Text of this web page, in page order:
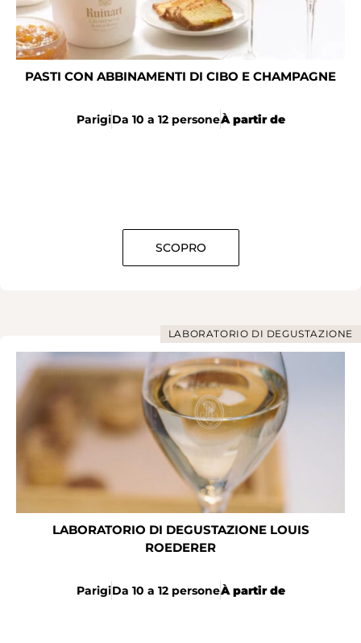
PASTI CON ABBINAMENTI DI CIBO E CHAMPAGNE
ParigiDa 10 a 12 personeÀ partir de
SCOPRO
LABORATORIO DI DEGUSTAZIONE
LABORATORIO DI DEGUSTAZIONE LOUIS
ROEDERER
ParigiDa 10 a 12 personeÀ partir de